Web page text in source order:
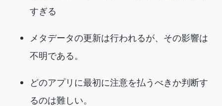
すぎる
メタデータの更新は行われるが、その影響は
不明である。
どのアプリに最初に注意を払うべきか判断す
るのは難しい。